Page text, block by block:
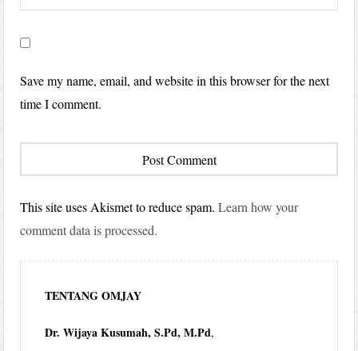
Save my name, email, and website in this browser for the next
time I comment.
This site uses Akismet to reduce spam.Learn how your
comment data is processed.
TENTANG OMJAY
Dr. Wijaya Kusumah, S.Pd, M.Pd,